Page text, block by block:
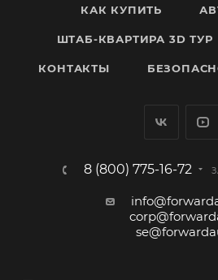
КАК КУПИТЬ
ШТАБ-КВАРТИРА 3D ТУР
КОНТАКТЫ
8 (800) 775-16-72